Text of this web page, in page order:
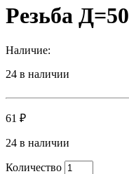
Резьба Д=50
Наличие:
24 в наличии
61 ₽
24 в наличии
Количество